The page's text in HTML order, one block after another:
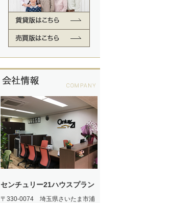
センチュリー21ハウスプラン
〒330-0074 埼玉県さいたま市浦